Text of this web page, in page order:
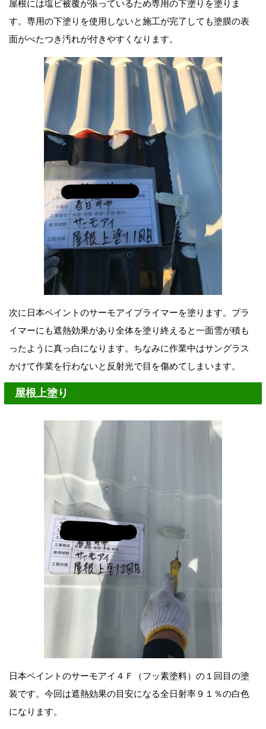
屋根には塩ビ被覆が張っているため専用の下塗りを塗りま
す。専用の下塗りを使用しないと施工が完了しても塗膜の表
面がべたつき汚れが付きやすくなります。
次に日本ペイントのサーモアイプライマーを塗ります。プラ
イマーにも遮熱効果があり全体を塗り終えると一面雪が積も
ったように真っ白になります。ちなみに作業中はサングラス
かけて作業を行わないと反射光で目を傷めてしまいます。
屋根上塗り
日本ペイントのサーモアイ４Ｆ（フッ素塗料）の１回目の塗
装です。今回は遮熱効果の目安になる全日射率９１％の白色
になります。